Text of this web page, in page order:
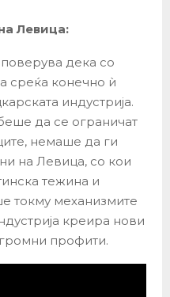
Левица:
поверува дека со
среќа конечно ѝ
индустрија.
да се ограничат
немаше да ги
на Левица, со кои
тежина и
токму механизмите
креира нови
профити.